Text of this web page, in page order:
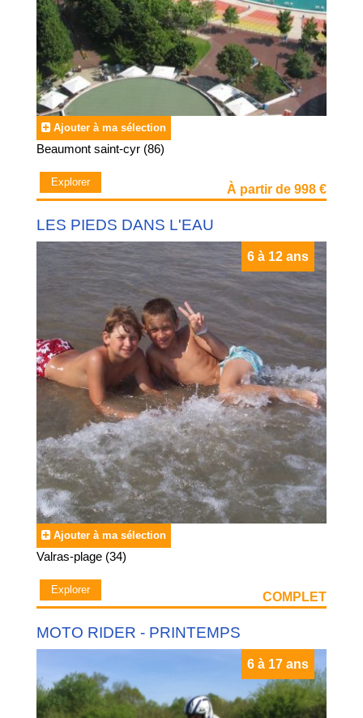
Ajouter à ma sélection
Beaumont saint-cyr (86)
Explorer
À partir de 998 €
LES PIEDS DANS L'EAU
6 à 12 ans
Ajouter à ma sélection
Valras-plage (34)
Explorer
COMPLET
MOTO RIDER - PRINTEMPS
6 à 17 ans